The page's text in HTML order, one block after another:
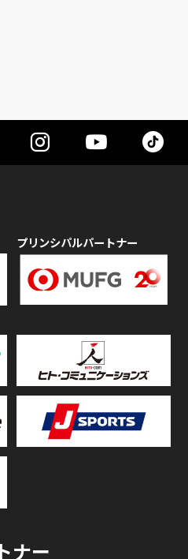
プリンシパルパートナー
ナー